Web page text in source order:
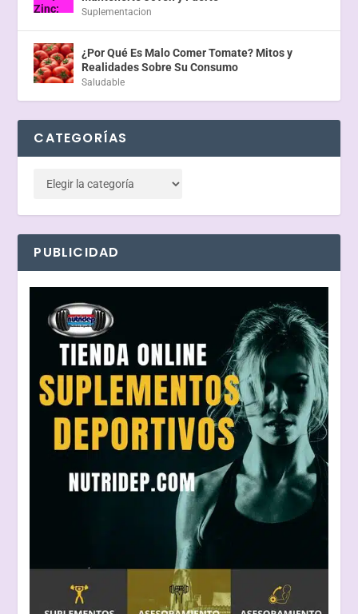
Suplementacion
¿Por Qué Es Malo Comer Tomate? Mitos y
Realidades Sobre Su Consumo
Saludable
CATEGORÍAS
PUBLICIDAD